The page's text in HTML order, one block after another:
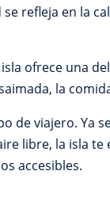
refleja en la
ofrece una
la
de viajero. Ya
libre, la isla te
accesibles.